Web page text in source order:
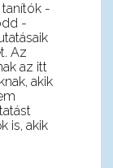
-
-
Az
az itt
akik
is, akik